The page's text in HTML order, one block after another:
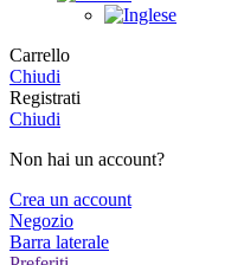
Carrello
Chiudi
Registrati
Chiudi
Non hai un account?
Crea un account
Negozio
Barra laterale